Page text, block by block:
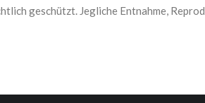
geschützt. Jegliche Entnahme,